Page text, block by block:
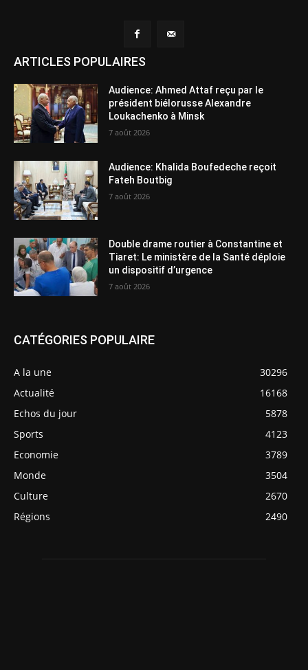
ARTICLES POPULAIRES
Audience: Ahmed Attaf reçu par le
président biélorusse Alexandre
Loukachenko à Minsk
7 août 2026
Audience: Khalida Boufedeche reçoit
Fateh Boutbig
7 août 2026
Double drame routier à Constantine et
Tiaret: Le ministère de la Santé déploie
un dispositif d’urgence
7 août 2026
CATÉGORIES POPULAIRE
A la une
30296
Actualité
16168
Echos du jour
5878
Sports
4123
Economie
3789
Monde
3504
Culture
2670
Régions
2490